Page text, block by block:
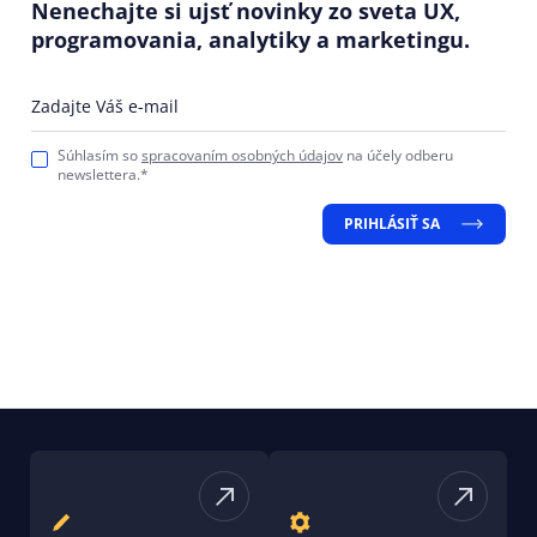
Nenechajte si ujsť novinky zo sveta UX,
programovania, analytiky a marketingu.
Zadajte Váš e-mail
Súhlasím sospracovaním osobných údajov na účely odberu
newslettera.*
PRIHLÁSIŤ SA